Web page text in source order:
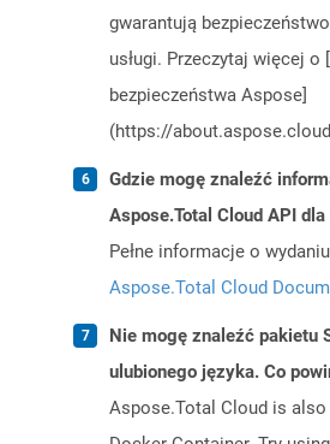
gwarantują
usługi. Przeczytaj więcej o
bezpieczeństwa Aspose]
(https://
Gdzie mogę znaleźć
Aspose.Total Cloud API dla
Pełne informacje o
Aspose.Total Cloud
Nie mogę znaleźć pakietu
ulubionego języka. Co
Aspose.Total Cloud is